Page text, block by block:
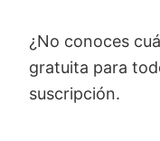
¿No conoces
gratuita para
suscripción.